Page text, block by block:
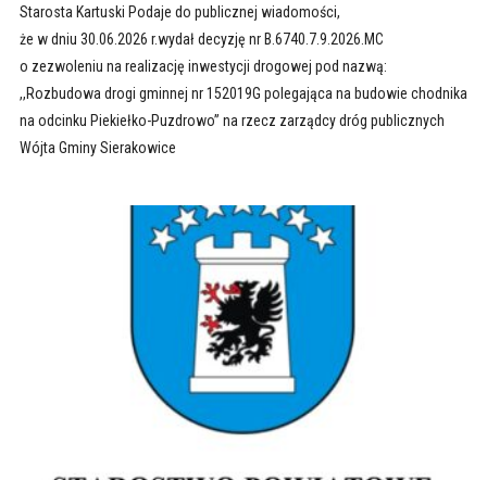
Starosta Kartuski Podaje do publicznej wiadomości,
że w dniu 30.06.2026 r.wydał decyzję nr B.6740.7.9.2026.MC
o zezwoleniu na realizację inwestycji drogowej pod nazwą:
,,Rozbudowa drogi gminnej nr 152019G polegająca na budowie chodnika
na odcinku Piekiełko-Puzdrowo” na rzecz zarządcy dróg publicznych
Wójta Gminy Sierakowice